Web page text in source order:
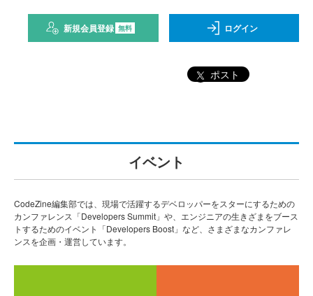
新規会員登録 無料 ログイン
ポスト
イベント
CodeZine編集部では、現場で活躍するデベロッパーをスターにするための
カンファレンス「Developers Summit」や、エンジニアの生きざまをブース
トするためのイベント「Developers Boost」など、さまざまなカンファレ
ンスを企画・運営しています。